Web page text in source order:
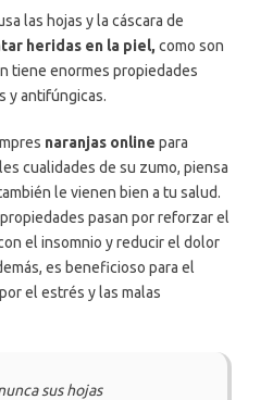
las hojas y la cáscara de
heridas en la piel, como son
tiene enormes propiedades
y antifúngicas.
naranjas online para
cualidades de su zumo, piensa
le vienen bien a tu salud.
pasan por reforzar el
el insomnio y reducir el dolor
es beneficioso para el
el estrés y las malas
sus hojas